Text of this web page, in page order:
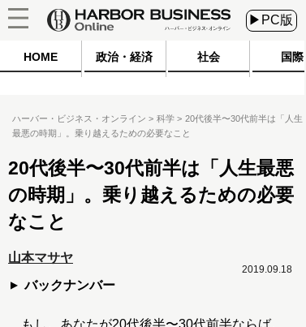
▶PC版
HOME 政治・経済 社会 国際
ハーバー・ビジネス・オンライン 科学
20代後半〜30代前半は「人生
最悪の時期」。乗り越えるための必要なこと
20代後半〜30代前半は「人生最悪
の時期」。乗り越えるための必要
なこと
山本マサヤ
バックナンバー
2019.09.18
もし、あなたが20代後半〜30代前半ならば、